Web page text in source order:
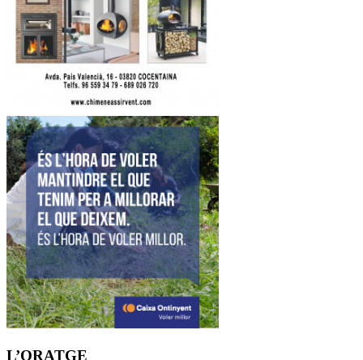
L’ORATGE